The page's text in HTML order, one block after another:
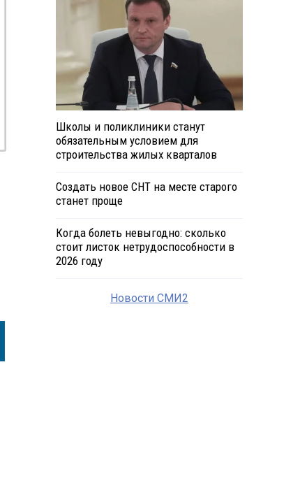
Школы и поликлиники станут
обязательным условием для
строительства жилых кварталов
Создать новое СНТ на месте старого
станет проще
Когда болеть невыгодно: сколько
стоит листок нетрудоспособности в
2026 году
Новости СМИ2